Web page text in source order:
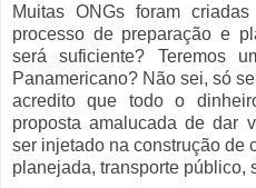
Muitas ONGs foram
processo de preparação e
será suficiente? Teremos
Panamericano? Não sei, só
acredito que todo o
proposta amalucada de dar
ser injetado na construção de
planejada, transporte público,